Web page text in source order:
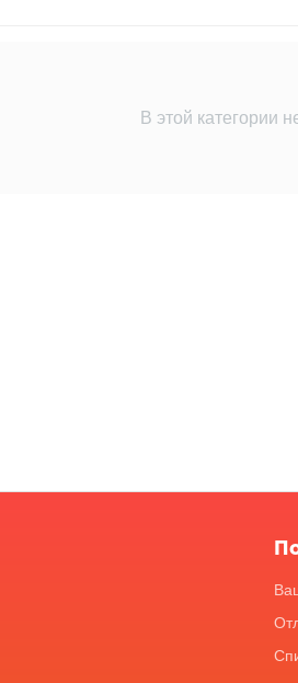
В этой категории